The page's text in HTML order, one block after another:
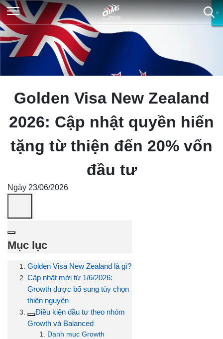
Golden Visa New Zealand
2026: Cập nhật quyền hiến
tặng từ thiện đến 20% vốn
đầu tư
Ngày 23/06/2026
Mục lục
Golden Visa New Zealand là gì?
Cập nhật mới từ 1/6/2026:
Growth được bổ sung tùy chọn
thiện nguyện
Điều kiện đầu tư theo nhóm
Growth và Balanced
Danh mục Growth
×
×
×
×